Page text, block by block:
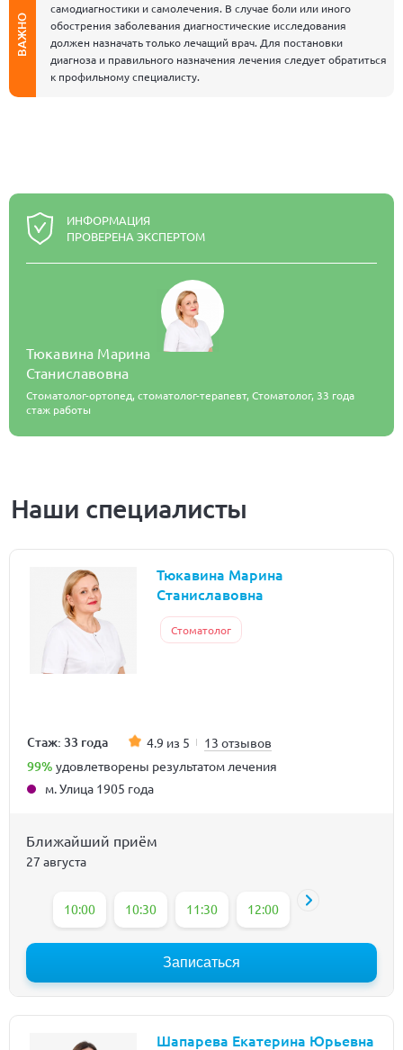
ВАЖНО
самодиагностики и самолечения. В случае боли или иного
обострения заболевания диагностические исследования
должен назначать только лечащий врач. Для постановки
диагноза и правильного назначения лечения следует обратиться
к профильному специалисту.
ИНФОРМАЦИЯ
ПРОВЕРЕНА ЭКСПЕРТОМ
Тюкавина Марина
Станиславовна
Стоматолог-ортопед, стоматолог-терапевт, Стоматолог, 33 года
стаж работы
Наши специалисты
Тюкавина Марина
Станиславовна
Стоматолог
Стаж: 33 года 4.9 из 5 13 отзывов
99% удовлетворены результатом лечения
м. Улица 1905 года
Ближайший приём
27 августа
10:00 10:30 11:30 12:00 12:30
Записаться
Шапарева Екатерина Юрьевна